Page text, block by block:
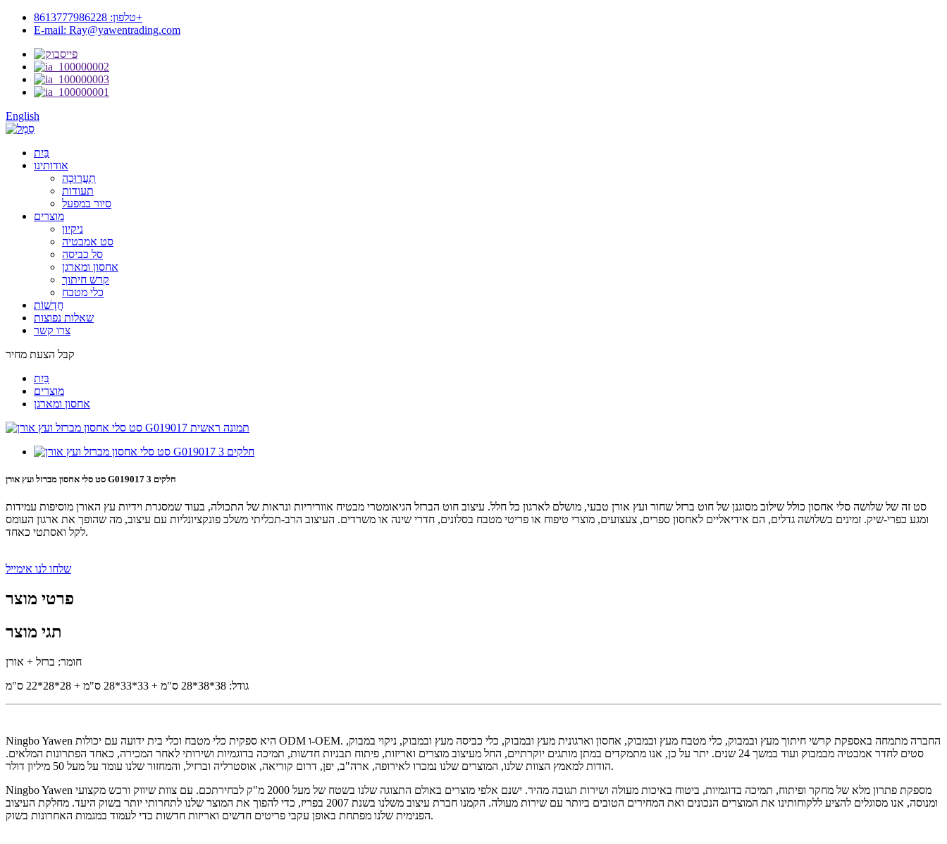
טלפון: 8613777986228+
E-mail: Ray@yawentrading.com
English
בַּיִת
אודותינו
תַעֲרוּכָה
תעודות
סיור במפעל
מוצרים
ניקיון
סט אמבטיה
סל כביסה
אחסון ומארגן
קרש חיתוך
כלי מטבח
חֲדָשׁוֹת
שאלות נפוצות
צרו קשר
קבל הצעת מחיר
בַּיִת
מוצרים
אחסון ומארגן
סט סלי אחסון מברזל ועץ אורן G019017 3 חלקים
סט זה של שלושה סלי אחסון כולל שילוב מסוגנן של חוט ברזל שחור ועץ אורן טבעי, מושלם לארגון כל חלל. עיצוב חוט הברזל הגיאומטרי מבטיח אווריריות ונראות של התכולה, בעוד שמסגרת וידיות עץ האורן מוסיפות עמידות
ומגע כפרי-שיק. זמינים בשלושה גדלים, הם אידיאליים לאחסון ספרים, צעצועים, מוצרי טיפוח או פריטי מטבח בסלונים, חדרי שינה או משרדים. העיצוב הרב-תכליתי משלב פונקציונליות עם עיצוב, מה שהופך את ארגון העומס
לקל ואסתטי כאחד.
שלחו לנו אימייל
פרטי מוצר
תגי מוצר
חומר: ברזל + אורן
גודל: 38*38*28 ס"מ + 33*33*28 ס"מ + 28*28*22 ס"מ
Ningbo Yawen היא ספקית כלי מטבח וכלי בית ידועה עם יכולות ODM ו-OEM. החברה מתמחה באספקת קרשי חיתוך מעץ ובמבוק, כלי מטבח מעץ ובמבוק, אחסון וארגונית מעץ ובמבוק, כלי כביסה מעץ ובמבוק, ניקוי במבוק,
סטים לחדר אמבטיה מבמבוק ועוד במשך 24 שנים. יתר על כן, אנו מתמקדים במתן מותגים יוקרתיים, החל מעיצוב מוצרים ואריזות, פיתוח תבניות חדשות, תמיכה בדוגמיות ושירותי לאחר המכירה, כאחד הפתרונות המלאים.
הודות למאמץ הצוות שלנו, המוצרים שלנו נמכרו לאירופה, ארה"ב, יפן, דרום קוריאה, אוסטרליה וברזיל, והמחזור שלנו עומד על מעל 50 מיליון דולר.
Ningbo Yawen מספקת פתרון מלא של מחקר ופיתוח, תמיכה בדוגמיות, ביטוח באיכות מעולה ושירות תגובה מהיר. ישנם אלפי מוצרים באולם התצוגה שלנו בשטח של מעל 2000 מ"ק לבחירתכם. עם צוות שיווק ורכש מקצועי
ומנוסה, אנו מסוגלים להציע ללקוחותינו את המוצרים הנכונים ואת המחירים הטובים ביותר עם שירות מעולה. הקמנו חברת עיצוב משלנו בשנת 2007 בפריז, כדי להפוך את המוצר שלנו לתחרותי יותר בשוק היעד. מחלקת העיצוב
הפנימית שלנו מפתחת באופן עקבי פריטים חדשים ואריזות חדשות כדי לעמוד במגמות האחרונות בשוק.